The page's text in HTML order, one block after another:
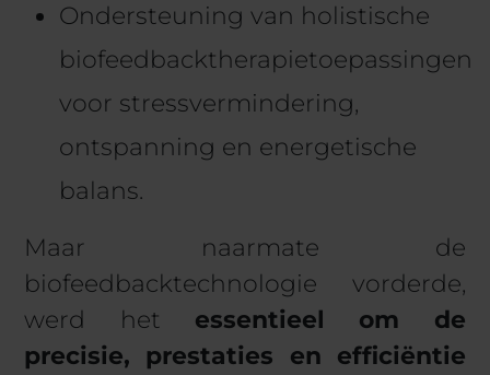
Ondersteuning van holistische
biofeedbacktherapietoepassingen
voor stressvermindering,
ontspanning en energetische
balans.
Maar naarmate de
biofeedbacktechnologie vorderde,
werd het essentieel om de
precisie, prestaties en efficiëntie